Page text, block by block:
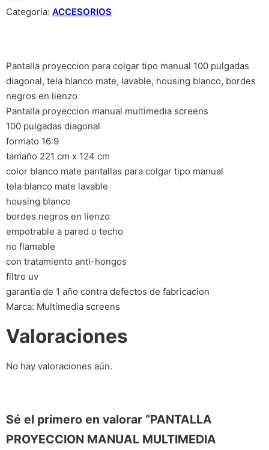
Categoría: ACCESORIOS
Pantalla proyeccion para colgar tipo manual 100 pulgadas
diagonal, tela blanco mate, lavable, housing blanco, bordes
negros en lienzo
Pantalla proyeccion manual multimedia screens
100 pulgadas diagonal
formato 16:9
tamaño 221 cm x 124 cm
color blanco mate pantallas para colgar tipo manual
tela blanco mate lavable
housing blanco
bordes negros en lienzo
empotrable a pared o techo
no flamable
con tratamiento anti-hongos
filtro uv
garantia de 1 año contra defectos de fabricacion
Marca: Multimedia screens
Valoraciones
No hay valoraciones aún.
Sé el primero en valorar “PANTALLA
PROYECCION MANUAL MULTIMEDIA